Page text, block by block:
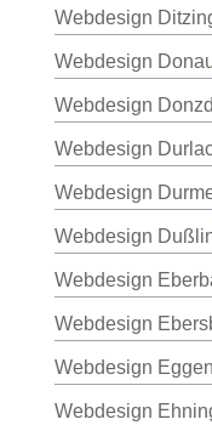
Webdesign
Webdesign
Webdesign
Webdesign
Webdesign
Webdesign
Webdesign
Webdesign
Webdesign
Webdesign